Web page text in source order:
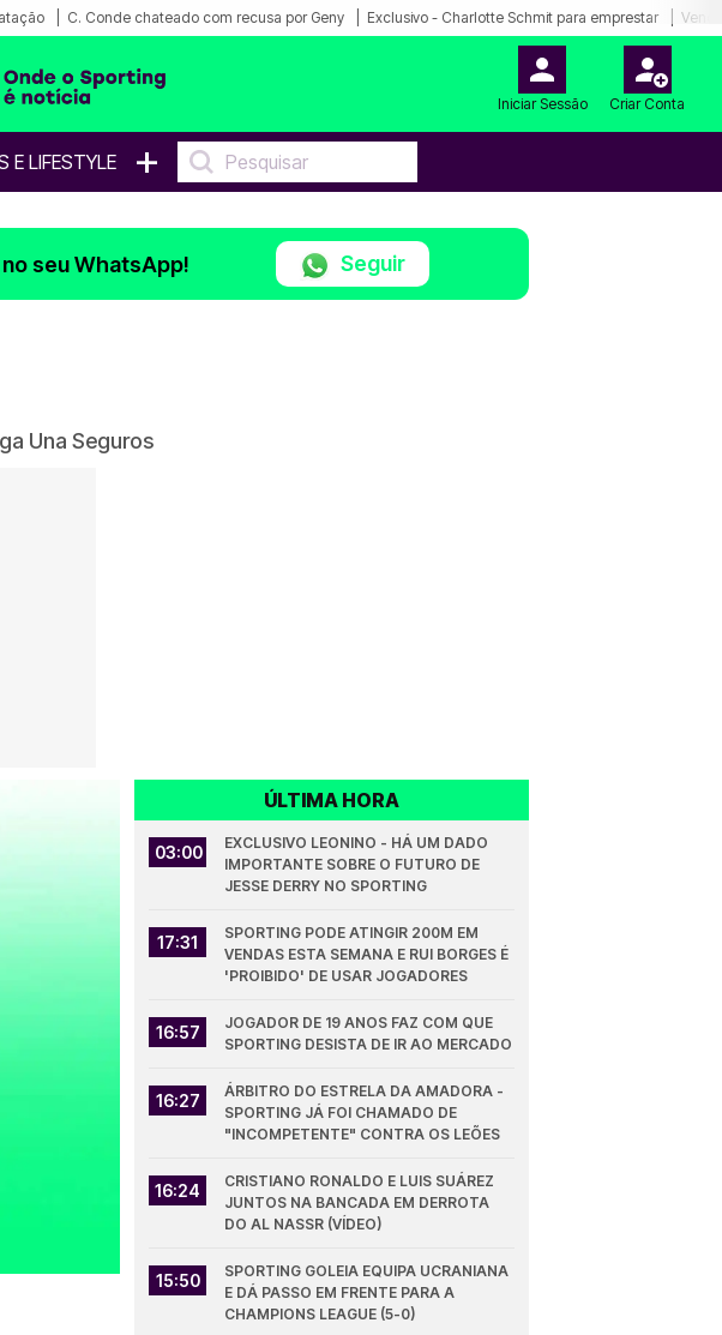
C. Conde chateado com recusa por Geny Exclusivo - Charlotte Schmit para emprestar
Iniciar Sessão Criar Conta
E LIFESTYLE +
seu WhatsApp! Seguir
Una Seguros
ÚLTIMA HORA
03:00
EXCLUSIVO LEONINO - HÁ UM DADO
IMPORTANTE SOBRE O FUTURO DE
JESSE DERRY NO SPORTING
17:31
SPORTING PODE ATINGIR 200M EM
VENDAS ESTA SEMANA E RUI BORGES É
'PROIBIDO' DE USAR JOGADORES
16:57
JOGADOR DE 19 ANOS FAZ COM QUE
SPORTING DESISTA DE IR AO MERCADO
16:27
ÁRBITRO DO ESTRELA DA AMADORA -
SPORTING JÁ FOI CHAMADO DE
"INCOMPETENTE" CONTRA OS LEÕES
16:24
CRISTIANO RONALDO E LUIS SUÁREZ
JUNTOS NA BANCADA EM DERROTA
DO AL NASSR (VÍDEO)
15:50
SPORTING GOLEIA EQUIPA UCRANIANA
E DÁ PASSO EM FRENTE PARA A
CHAMPIONS LEAGUE (5-0)